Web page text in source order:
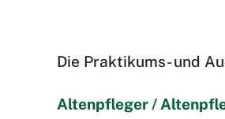
Die Praktikums- und
Altenpfleger /